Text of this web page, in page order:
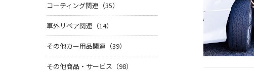
コーティング関連（35）
車外リペア関連（14）
その他カー用品関連（39）
その他商品・サービス（98）